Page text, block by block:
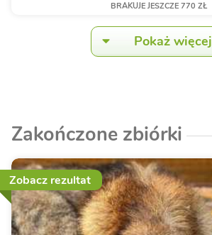
BRAKUJE JESZCZE 770 ZŁ
Pokaż więcej
Zakończone zbiórki
Zobacz rezultat